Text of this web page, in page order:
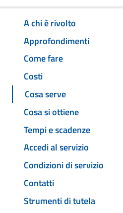
A chi è rivolto
Approfondimenti
Come fare
Costi
Cosa serve
Cosa si ottiene
Tempi e scadenze
Accedi al servizio
Condizioni di servizio
Contatti
Strumenti di tutela